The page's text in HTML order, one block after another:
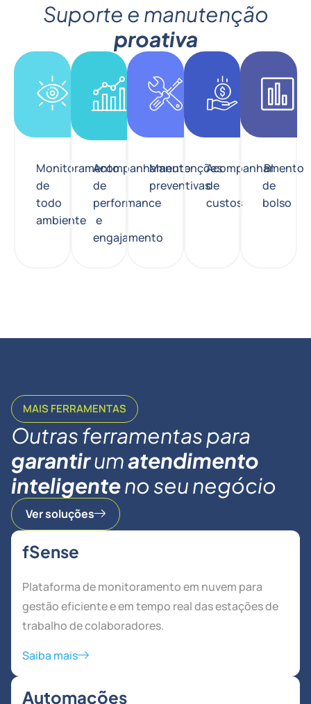
Suporte e manutenção
proativa
Monitoramento
de
todo
ambiente
Acompanhamento
de
performance
e
engajamento
Manutenções
preventivas
Acompanhamento
de
custos
BI
de
bolso
MAIS FERRAMENTAS
Outras ferramentas para
garantirumatendimento
inteligenteno seu negócio
Ver soluções
fSense
Plataforma de monitoramento em nuvem para
gestão eficiente e em tempo real das estações de
trabalho de colaboradores.
Saiba mais
Automações